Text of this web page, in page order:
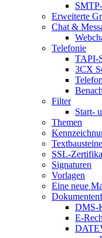
Erweiterte
Chat &
Telefonie
TAPI-
3CX
Filter
Start-
Themen
Textbausteine
SSL-
Signaturen
Vorlagen
Eine neue
DMS-
E-